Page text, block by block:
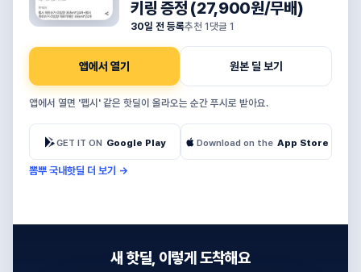
키링 증정 (27,900원/무배)
30일 전 등록추천 1 댓글 1
앱에서 열기 원본 딜 보기
앱에서 열면 '펩시' 같은 핫딜이 올라오는 순간 푸시로 받아요.
GET IT ON Google Play Download on the App Store
뽐뿌 국내핫딜 더 보기 →
새 핫딜, 이렇게 도착해요